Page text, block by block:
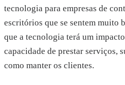
tecnologia para empresas de
escritórios que se sentem muito
que a tecnologia terá um
capacidade de prestar serviços,
como manter os clientes.